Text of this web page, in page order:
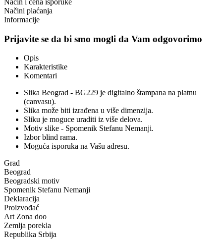
Načini plaćanja
Informacije
Prijavite se da bi smo mogli da Vam odgovorimo
Opis
Karakteristike
Komentari
Slika Beograd - BG229 je digitalno štampana na platnu
(canvasu).
Slika može biti izrađena u više dimenzija.
Sliku je moguce uraditi iz više delova.
Motiv slike - Spomenik Stefanu Nemanji.
Izbor blind rama.
Moguća isporuka na Vašu adresu.
Grad
Beograd
Beogradski motiv
Spomenik Stefanu Nemanji
Deklaracija
Proizvođać
Art Zona doo
Zemlja porekla
Republika Srbija